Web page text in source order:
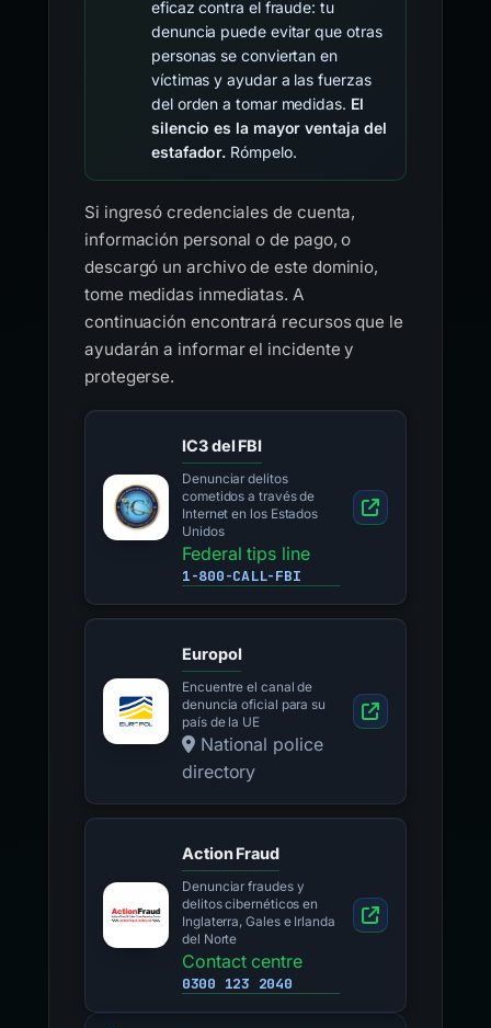
eficaz contra el fraude: tu
denuncia puede evitar que otras
personas se conviertan en
víctimas y ayudar a las fuerzas
del orden a tomar medidas. El
silencio es la mayor ventaja del
estafador. Rómpelo.
Si ingresó credenciales de cuenta,
información personal o de pago, o
descargó un archivo de este dominio,
tome medidas inmediatas. A
continuación encontrará recursos que le
ayudarán a informar el incidente y
protegerse.
IC3 del FBI
Denunciar delitos
cometidos a través de
Internet en los Estados
Unidos
Federal tips line
1-800-CALL-FBI
Europol
Encuentre el canal de
denuncia oficial para su
país de la UE
National police
directory
Action Fraud
Denunciar fraudes y
delitos cibernéticos en
Inglaterra, Gales e Irlanda
del Norte
Contact centre
0300 123 2040